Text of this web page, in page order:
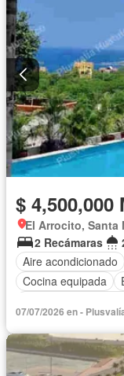
$ 4,500,000
El Arrocito, Santa
2 Recámaras
Aire acondicionado
Cocina equipada
Jardín
Cisterna
Permite niños
07/07/2026 en -